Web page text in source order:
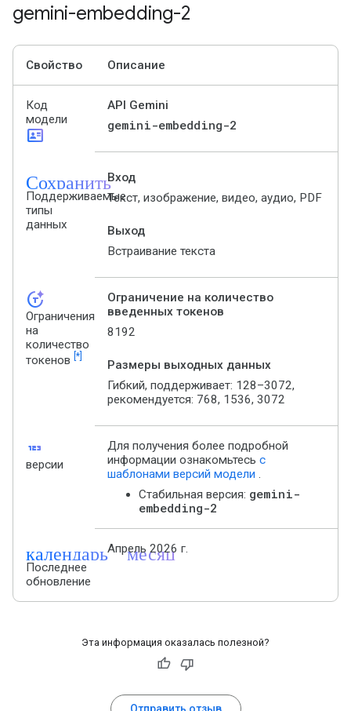
gemini-embedding-2
Свойство Описание
Код
модели
id_card
API Gemini
gemini-embedding-2
Сохранить
Поддерживаемые
типы
данных
Вход
Текст, изображение, видео, аудио, PDF
Выход
Встраивание текста
token_auto
Ограничения
на
количество
токенов [*]
Ограничение на количество
введенных токенов
8192
Размеры выходных данных
Гибкий, поддерживает: 128–3072,
рекомендуется: 768, 1536, 3072
123
версии
Для получения более подробной
информации ознакомьтесь с
шаблонами версий модели .
Стабильная версия: gemini-
embedding-2
календарь_месяц
Последнее
обновление
Апрель 2026 г.
Эта информация оказалась полезной?